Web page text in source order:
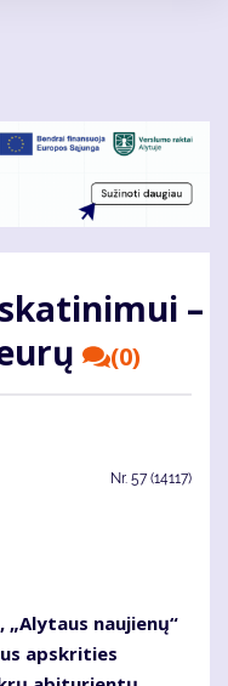
–
(0)
Nr. 57 (14117)
naujienų“
apskrities